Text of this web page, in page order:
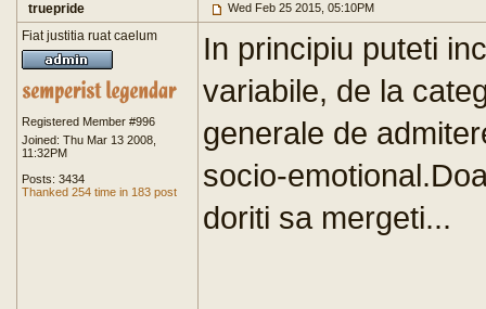
truepride Wed Feb 25 2015, 05:10PM
Fiat justitia ruat caelum
Registered Member #996
Joined: Thu Mar 13 2008,
11:32PM
Posts: 3434
Thanked 254 time in 183 post
In principiu puteti
variabile, de la
generale de
socio-
doriti sa mergeti...